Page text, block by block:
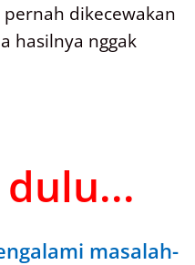
dikecewakan
hasilnya nggak
masalah-